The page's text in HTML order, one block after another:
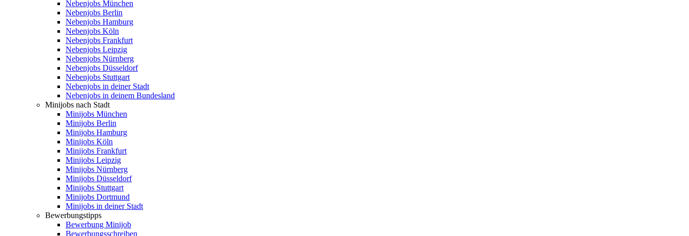
Nebenjobs München
Nebenjobs Berlin
Nebenjobs Hamburg
Nebenjobs Köln
Nebenjobs Frankfurt
Nebenjobs Leipzig
Nebenjobs Nürnberg
Nebenjobs Düsseldorf
Nebenjobs Stuttgart
Nebenjobs in deiner Stadt
Nebenjobs in deinem Bundesland
Minijobs nach Stadt
Minijobs München
Minijobs Berlin
Minijobs Hamburg
Minijobs Köln
Minijobs Frankfurt
Minijobs Leipzig
Minijobs Nürnberg
Minijobs Düsseldorf
Minijobs Stuttgart
Minijobs Dortmund
Minijobs in deiner Stadt
Bewerbungstipps
Bewerbung Minijob
Bewerbungsschreiben